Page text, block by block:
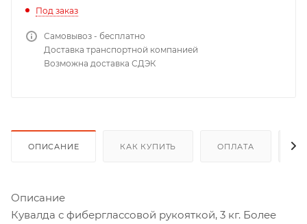
Под заказ
Самовывоз - бесплатно
Доставка транспортной компанией
Возможна доставка СДЭК
ОПИСАНИЕ КАК КУПИТЬ ОПЛАТА
Описание
Кувалда с фиберглассовой рукояткой, 3 кг. Более